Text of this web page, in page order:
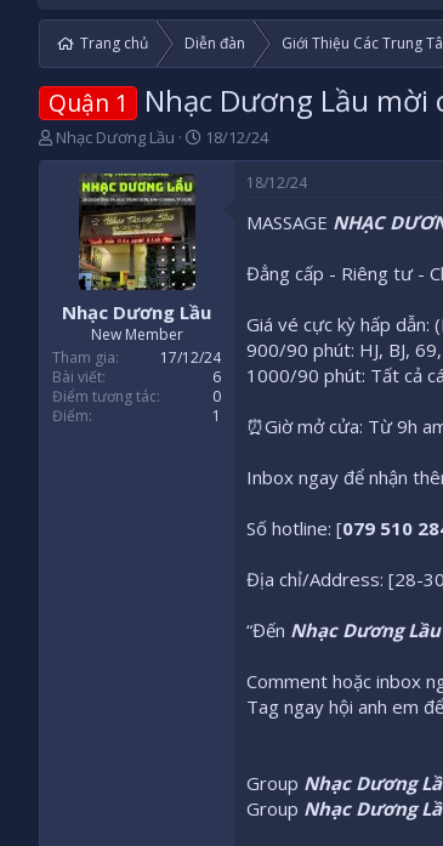
Trang chủ Diễn đàn Giới Thiệu Các Trung
Quận 1 Nhạc Dương Lầu mời
B
ắ
Nhạc Dương Lầu
N
g
ầ
18/12/24
Nhạc Dương Lầu
New Member
Tham gia
17/12/24
Bài viết
6
Điểm tương tác
0
Điểm
1
18/12/24
MASSAGE NHẠC
Đẳng cấp - Riêng tư -
Giá vé cực kỳ hấp dẫn:
900/90 phút: HJ, BJ,
1000/90 phút: Tất cả
⏰Giờ mở cửa: Từ 9h
Inbox ngay để nhận
Số hotline: [079 510
Địa chỉ/Address: [28-
“Đến Nhạc Dương Lầu
Comment hoặc inbox
Tag ngay hội anh em
Group Nhạc Dương
Group Nhạc Dương